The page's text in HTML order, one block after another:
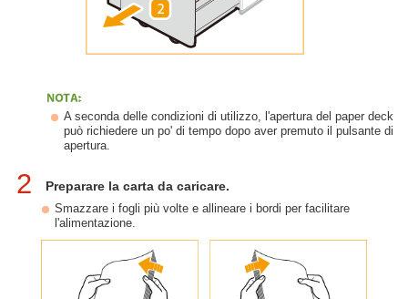
A seconda delle condizioni di utilizzo, l'apertura del paper deck
può richiedere un po' di tempo dopo aver premuto il pulsante di
apertura.
2 Preparare la carta da caricare.
Smazzare i fogli più volte e allineare i bordi per facilitare
l'alimentazione.